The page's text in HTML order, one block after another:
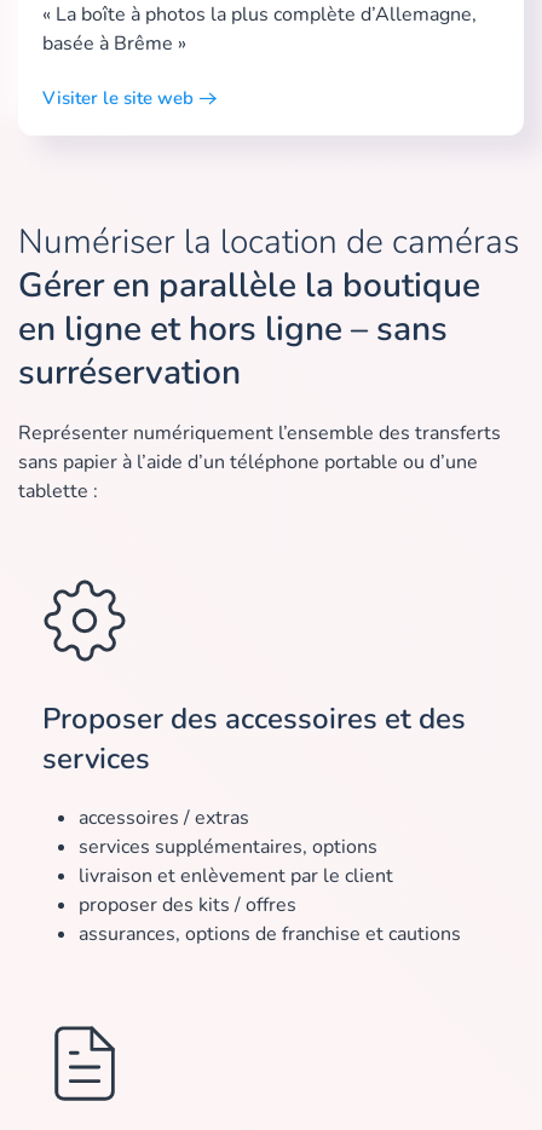
« La boîte à photos la plus complète d’Allemagne,
basée à Brême »
Visiter le site web
Numériser la location de caméras
Gérer en parallèle la boutique
en ligne et hors ligne – sans
surréservation
Représenter numériquement l’ensemble des transferts
sans papier à l’aide d’un téléphone portable ou d’une
tablette :
Proposer des accessoires et des
services
accessoires / extras
services supplémentaires, options
livraison et enlèvement par le client
proposer des kits / offres
assurances, options de franchise et cautions